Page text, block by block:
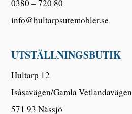
0380 – 720 80
info@hultarpsutemobler.se
UTSTÄLLNINGSBUTIK
Hultarp 12
Isåsavägen/Gamla Vetlandavägen
571 93 Nässjö